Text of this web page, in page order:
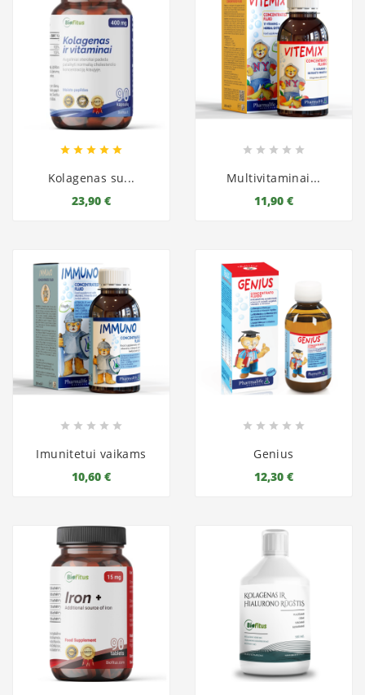
    
Kolagenas su...
23,90 €
    
Multivitaminai...
11,90 €
    
Imunitetui vaikams
10,60 €
    
Genius
12,30 €